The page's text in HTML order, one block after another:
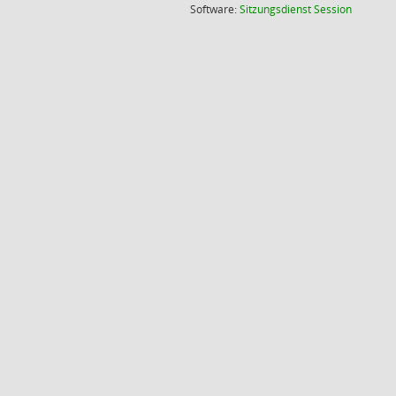
Software:SitzungsdienstSession(Wird in